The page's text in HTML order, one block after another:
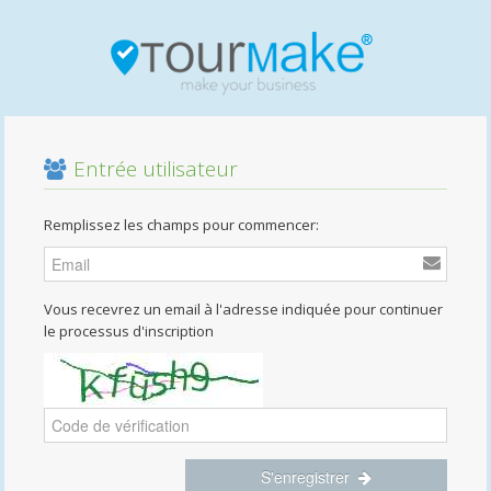
Entrée utilisateur
Remplissez les champs pour commencer:
Vous recevrez un email à l'adresse indiquée pour continuer
le processus d'inscription
S'enregistrer